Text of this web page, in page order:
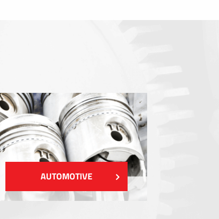
VOIR PLUS
AUTOMOTIVE